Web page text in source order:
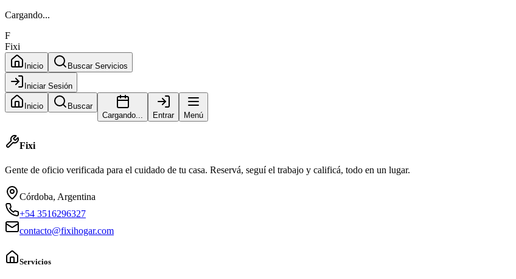
Cargando...
F
Fixi
Inicio Buscar Servicios
Iniciar Sesión
Inicio
Buscar
Cargando...
Entrar Menú
Fixi
Gente de oficio verificada para el cuidado de tu casa. Reservá, seguí el trabajo y calificá, todo en un lugar.
Córdoba, Argentina
+54 3516296327
contacto@fixihogar.com
Servicios